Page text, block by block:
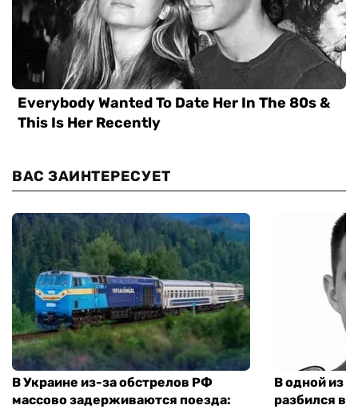
ВАС ЗАИНТЕРЕСУЕТ
В Украине из-за обстрелов РФ
массово задерживаются поезда:
В одной из
разбился